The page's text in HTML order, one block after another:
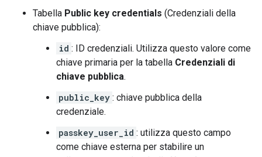
Tabella Public key credentials (Credenziali della
chiave pubblica):
id : ID credenziali. Utilizza questo valore come
chiave primaria per la tabella Credenziali di
chiave pubblica.
public_key : chiave pubblica della
credenziale.
passkey_user_id : utilizza questo campo
come chiave esterna per stabilire un